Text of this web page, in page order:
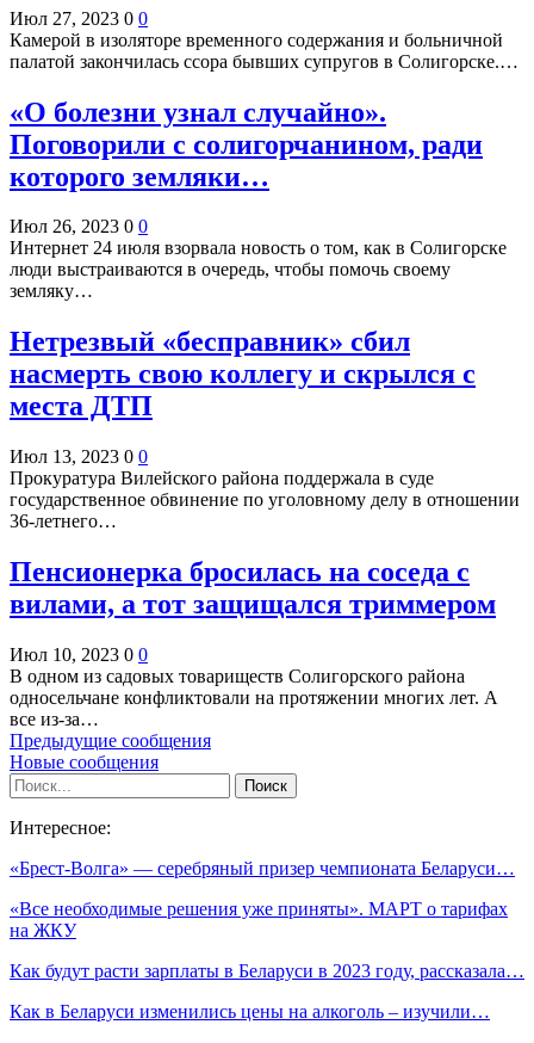
Июл 27, 2023 0 0
Камерой в изоляторе временного содержания и больничной
палатой закончилась ссора бывших супругов в Солигорске.…
«О болезни узнал случайно».
Поговорили с солигорчанином, ради
которого земляки…
Июл 26, 2023 0 0
Интернет 24 июля взорвала новость о том, как в Солигорске
люди выстраиваются в очередь, чтобы помочь своему
земляку…
Нетрезвый «бесправник» сбил
насмерть свою коллегу и скрылся с
места ДТП
Июл 13, 2023 0 0
Прокуратура Вилейского района поддержала в суде
государственное обвинение по уголовному делу в отношении
36-летнего…
Пенсионерка бросилась на соседа с
вилами, а тот защищался триммером
Июл 10, 2023 0 0
В одном из садовых товариществ Солигорского района
односельчане конфликтовали на протяжении многих лет. А
все из-за…
Предыдущие сообщения
Новые сообщения
Интересное:
«Брест-Волга» — серебряный призер чемпионата Беларуси…
«Все необходимые решения уже приняты». МАРТ о тарифах
на ЖКУ
Как будут расти зарплаты в Беларуси в 2023 году, рассказала…
Как в Беларуси изменились цены на алкоголь – изучили…